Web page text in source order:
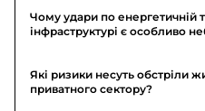
Чому удари по енергетичній
інфраструктурі є особливо
Які ризики несуть обстріли
приватного сектору?